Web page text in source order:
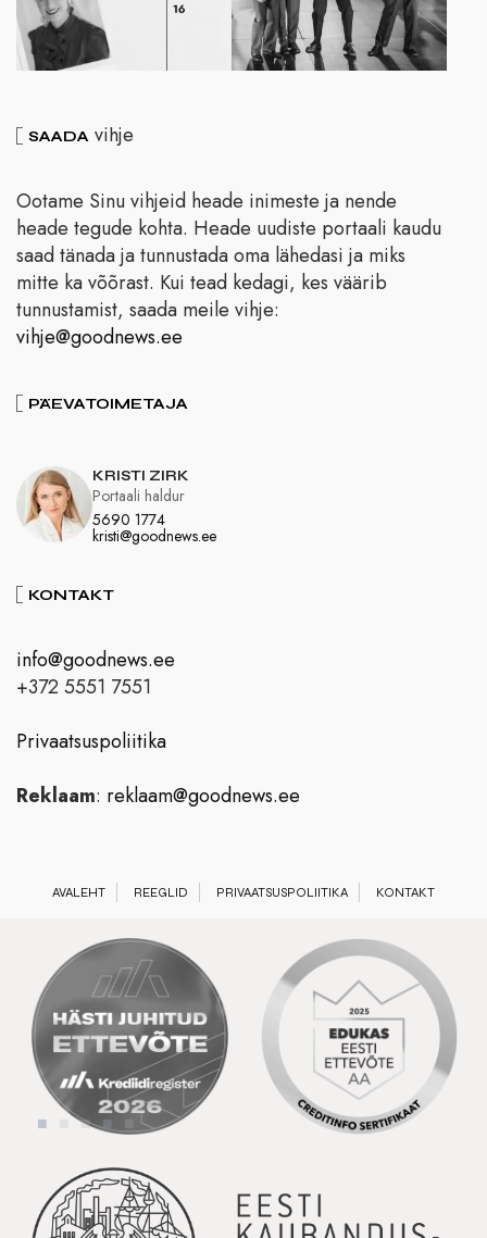
SAADA vihje
Ootame Sinu vihjeid heade inimeste ja nende
heade tegude kohta. Heade uudiste portaali kaudu
saad tänada ja tunnustada oma lähedasi ja miks
mitte ka võõrast. Kui tead kedagi, kes väärib
tunnustamist, saada meile vihje:
vihje@goodnews.ee
PÄEVATOIMETAJA
KRISTI ZIRK
5690 1774
kristi@goodnews.ee
Portaali haldur
KONTAKT
info@goodnews.ee
+372 5551 7551
Privaatsuspoliitika
Reklaam: reklaam@goodnews.ee
AVALEHT REEGLID PRIVAATSUSPOLIITIKA KONTAKT